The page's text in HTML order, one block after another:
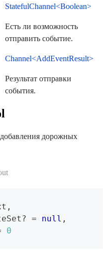
StatefulChannel<Boolean>
Есть ли возможность
отправить событие.
Channel<AddEventResult>
Результат отправки
события.
дорожных
,
? = null ,
0